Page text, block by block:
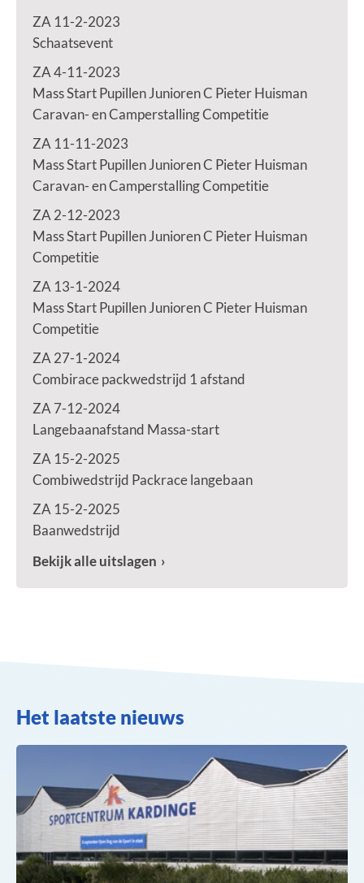
ZA 11-2-2023
Schaatsevent
ZA 4-11-2023
Mass Start Pupillen Junioren C Pieter Huisman
Caravan- en Camperstalling Competitie
ZA 11-11-2023
Mass Start Pupillen Junioren C Pieter Huisman
Caravan- en Camperstalling Competitie
ZA 2-12-2023
Mass Start Pupillen Junioren C Pieter Huisman
Competitie
ZA 13-1-2024
Mass Start Pupillen Junioren C Pieter Huisman
Competitie
ZA 27-1-2024
Combirace packwedstrijd 1 afstand
ZA 7-12-2024
Langebaanafstand Massa-start
ZA 15-2-2025
Combiwedstrijd Packrace langebaan
ZA 15-2-2025
Baanwedstrijd
Bekijk alle uitslagen
Het laatste nieuws